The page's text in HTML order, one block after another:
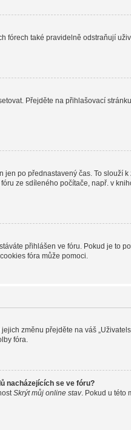
také pravidelně odstraňují
Přejděte na přihlašovací
jen po přednastavený čas. To slouží
ze sdíleného počítače, např. v
přihlášen ve fóru. Pokud je
fóra může pomoci.
změnu přejděte na váš
fóra.
nacházejících se ve fóru?
Skrýt můj online stav. Pokud u této